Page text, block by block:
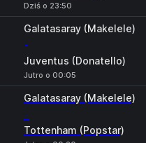
Dziś o 23:50
Galatasaray (Makelele)
-
Juventus (Donatello)
Jutro o 00:05
Galatasaray (Makelele)
-
Tottenham (Popstar)